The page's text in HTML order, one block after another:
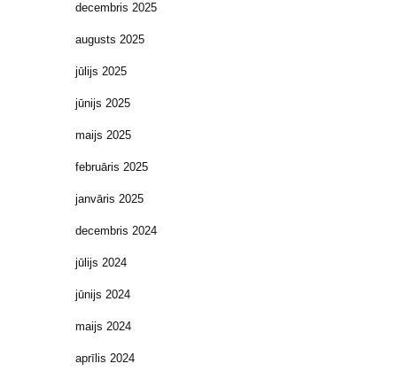
decembris 2025
augusts 2025
jūlijs 2025
jūnijs 2025
maijs 2025
februāris 2025
janvāris 2025
decembris 2024
jūlijs 2024
jūnijs 2024
maijs 2024
aprīlis 2024